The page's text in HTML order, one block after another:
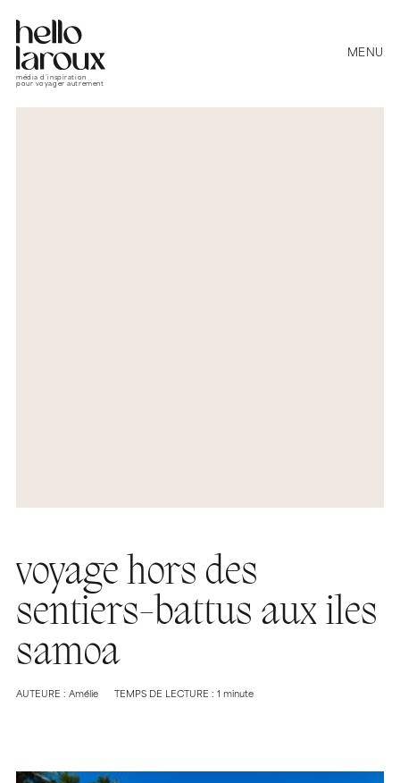
média d’inspiration
pour voyager autrement
MENU
voyage hors des
sentiers-battus aux iles
samoa
AUTEURE : Amélie TEMPS DE LECTURE : 1 minute